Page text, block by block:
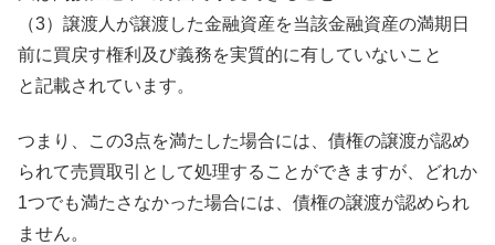
（3）譲渡人が譲渡した金融資産を当該金融資産の満期日
前に買戻す権利及び義務を実質的に有していないこと
と記載されています。
つまり、この3点を満たした場合には、債権の譲渡が認め
られて売買取引として処理することができますが、どれか
1つでも満たさなかった場合には、債権の譲渡が認められ
ません。